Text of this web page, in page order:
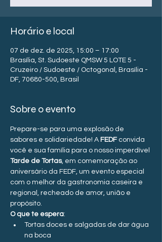
Horário e local
07 de dez. de 2025, 15:00 – 17:00
Brasília, St. Sudoeste QMSW 5 LOTE 5 -
Cruzeiro / Sudoeste / Octogonal, Brasília -
DF, 70680-500, Brasil
Sobre o evento
Prepare-se para uma explosão de
sabores e solidariedade! A FEDF convida
você e sua família para o nosso imperdível
Tarde de Tortas, em comemoração ao
aniversário da FEDF, um evento especial
com o melhor da gastronomia caseira e
regional, recheado de amor, união e
propósito.
O que te espera:
Tortas doces e salgadas de dar água
na boca